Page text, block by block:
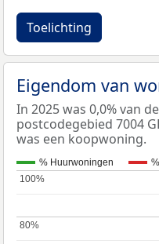
Toelichting
Eigendom van
In 2025 was 0,0% van
postcodegebied 7004
was een koopwoning.
% Huurwoningen
80%
80%
100%
100%